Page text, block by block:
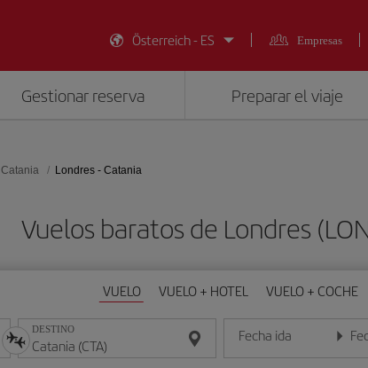
Österreich - ES
Empresas
Gestionar reserva Preparar el viaje
Catania Londres - Catania
Vuelos baratos de Londres
VUELO VUELO + HOTEL VUELO + COCHE
DESTINO Fecha ida
Introduce la fecha en